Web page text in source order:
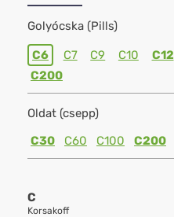
Golyócska (Pills)
C6 C7 C9 C10 C12
C200
Oldat (csepp)
C30
C60 C100 C200
C
Korsakoff